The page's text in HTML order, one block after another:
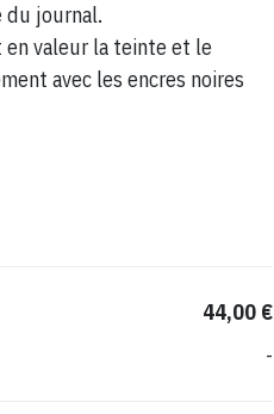
du journal.
valeur la teinte et le
avec les encres noires
44,00 €
-